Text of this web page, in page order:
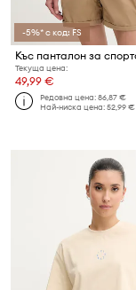
-5%* с код: FS
Текуща цена:
49,99 €
Редовна цена:86,87 €
Най-ниска цена:52,99 €